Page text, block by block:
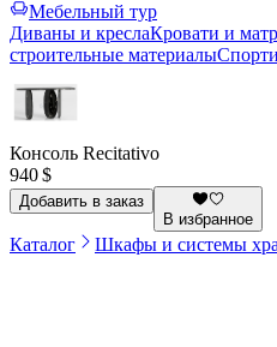
Мебельный тур
Диваны и креслаКровати и
строительные материалы
Консоль Recitativo
940 $
Добавить в заказ
В избранное
Каталог Шкафы и системы